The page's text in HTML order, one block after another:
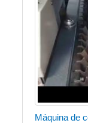
Máquina de